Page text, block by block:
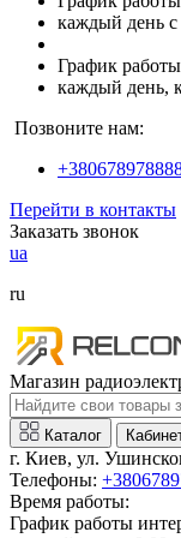
каждый день с
График
каждый день,
Позвоните нам:
Перейти в контакты
Заказать звонок
ua
ru
Магазин
Каталог
г. Киев, ул.
Телефоны:
Время работы:
График работы